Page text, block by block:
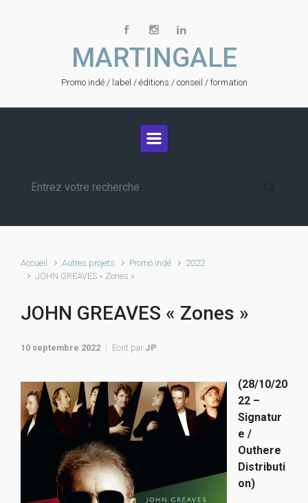
MARTINGALE
Promo indé / label / éditions / conseil / formation
Accueil Autres projets Promo indé
2022
JOHN GREAVES « Zones »
JOHN GREAVES « Zones »
10 septembre 2022 Ecrit par JP
(28/10/20
22 –
Signatur
e /
Outhere
Distributi
on)